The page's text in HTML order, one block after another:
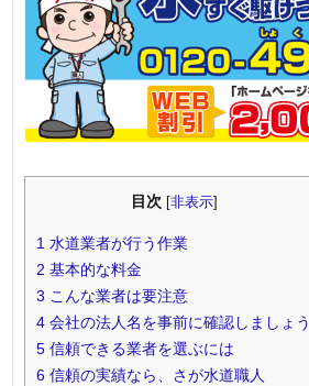
目次 [非表示]
1 水道業者が行う作業
2 基本的な料金
3 こんな業者は要注意
4 会社の法人名を事前に確認しましょう
5 信頼できる業者を選ぶには
6 信頼の実績なら、さが水道職人